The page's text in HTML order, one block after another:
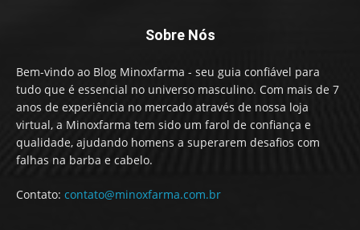
Sobre Nós
Bem-vindo ao Blog Minoxfarma - seu guia confiável para
tudo que é essencial no universo masculino. Com mais de 7
anos de experiência no mercado através de nossa loja
virtual, a Minoxfarma tem sido um farol de confiança e
qualidade, ajudando homens a superarem desafios com
falhas na barba e cabelo.
Contato: contato@minoxfarma.com.br